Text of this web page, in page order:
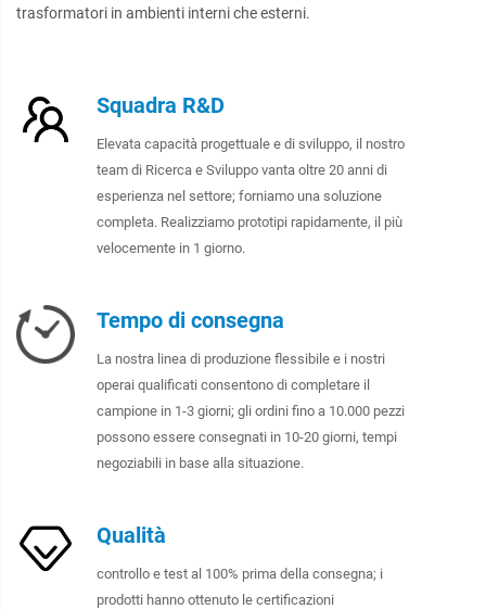
trasformatori in ambienti interni che esterni.
Squadra R&D
Elevata capacità progettuale e di sviluppo, il nostro
team di Ricerca e Sviluppo vanta oltre 20 anni di
esperienza nel settore; forniamo una soluzione
completa. Realizziamo prototipi rapidamente, il più
velocemente in 1 giorno.
Tempo di consegna
La nostra linea di produzione flessibile e i nostri
operai qualificati consentono di completare il
campione in 1-3 giorni; gli ordini fino a 10.000 pezzi
possono essere consegnati in 10-20 giorni, tempi
negoziabili in base alla situazione.
Qualità
controllo e test al 100% prima della consegna; i
prodotti hanno ottenuto le certificazioni